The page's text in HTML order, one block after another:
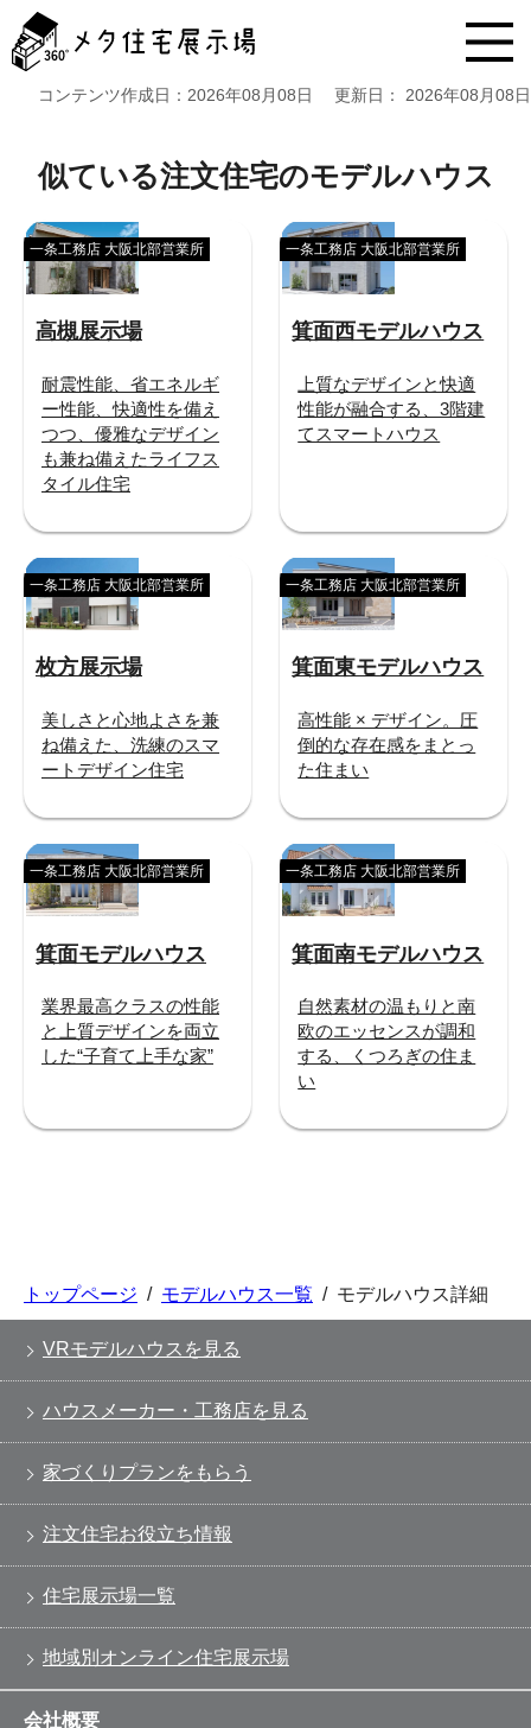
タ
住
コンテンツ作成日： 2026年08月08日 更新日： 2026年08月08日
似ている注文住宅のモデルハウス
高槻展示場
一条工務店 大阪北部営業所
耐震性能、省エネルギ
ー性能、快適性を備え
つつ、優雅なデザイン
も兼ね備えたライフス
タイル住宅
箕面西モデルハウス
一条工務店 大阪北部営業所
上質なデザインと快適
性能が融合する、3階建
てスマートハウス
枚方展示場
一条工務店 大阪北部営業所
美しさと心地よさを兼
ね備えた、洗練のスマ
ートデザイン住宅
箕面東モデルハウス
一条工務店 大阪北部営業所
高性能 × デザイン。圧
倒的な存在感をまとっ
た住まい
箕面モデルハウス
一条工務店 大阪北部営業所
業界最高クラスの性能
と上質デザインを両立
した“子育て上手な家”
箕面南モデルハウス
一条工務店 大阪北部営業所
自然素材の温もりと南
欧のエッセンスが調和
する、くつろぎの住ま
い
トップページ / モデルハウス一覧 / モデルハウス詳細
VRモデルハウスを見る
ハウスメーカー・工務店を見る
家づくりプランをもらう
注文住宅お役立ち情報
住宅展示場一覧
地域別オンライン住宅展示場
会社概要